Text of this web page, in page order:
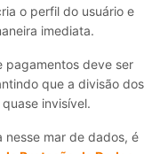
o perfil do usuário e
imediata.
pagamentos deve ser
que a divisão dos
invisível.
nesse mar de dados, é